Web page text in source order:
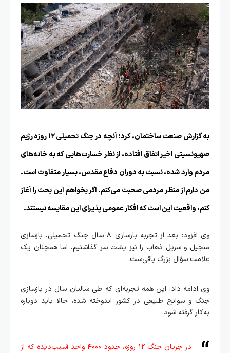
به گزارشصنعت ساختمان
، کرد: آنچه در جنگ تحمیلی ۱۲ روزه رژیم
صهیونسیتی اخیر اتفاق افتاده، از نظر خسارت‌هایی که به خانه‌های
مردم وارد شده، نسبت به دوران دفاع مقدس، بسیار متفاوت است.
من دارم از منظر مردمی صحبت می‌کنم. اگر بخواهم این بحث را آغاز
کنم، واقعیت این است که افکار عمومی پذیرای این مقایسه نیستند.
وی افزود: بعد از تجربه بازسازی ۸ سال جنگ تحمیلی، بازسازی
منجیل و سرپل ذهاب را نیز پشت سر گذاشتیم، اما همچنان یک
علامت سؤال بزرگ باقی‌ست.
وی ادامه داد: این همه تجربه‌ای که طی سالیان سال در بازسازی
جنگ و سوانح طبیعی در کشور اندوخته شده، حالا باید دوباره
به‌کار گرفته شود.
در جریان جنگ ۱۲ روزه، حدود ۴۰۰۰ واحد آسیب‌دیده که از